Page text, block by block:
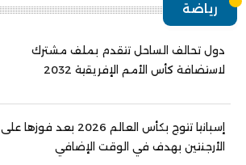
رياضة
دول تحالف الساحل تتقدم بملف مشترك
لاستضافة كأس الأمم الإفريقية 2032
إسبانيا تتوج بكأس العالم 2026 بعد فوزها على
الأرجنتين بهدف في الوقت الإضافي